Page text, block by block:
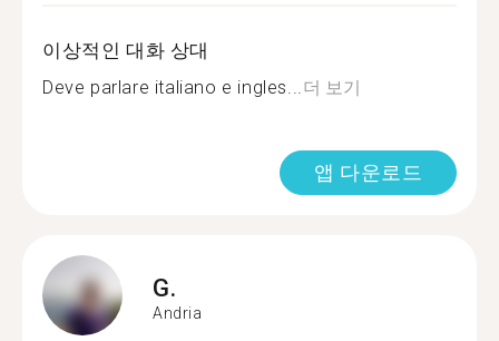
이상적인 대화 상대
Deve parlare italiano e ingles...더 보기
앱 다운로드
G.
Andria